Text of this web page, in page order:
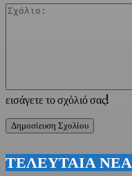
εισάγετε το σχόλιό σας!
ΤΕΛΕΥΤΑΙΑ ΝΕΑ